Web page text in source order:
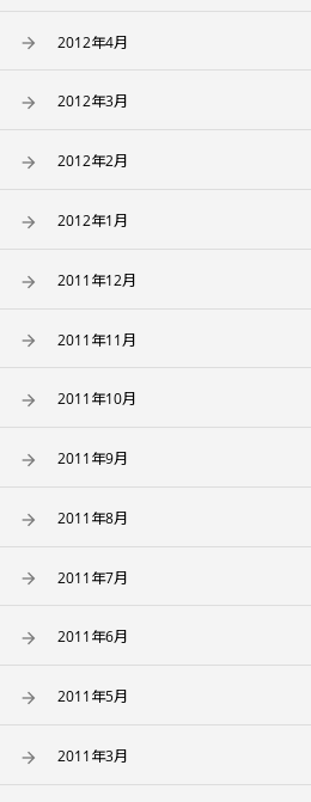
2012年4月
2012年3月
2012年2月
2012年1月
2011年12月
2011年11月
2011年10月
2011年9月
2011年8月
2011年7月
2011年6月
2011年5月
2011年3月